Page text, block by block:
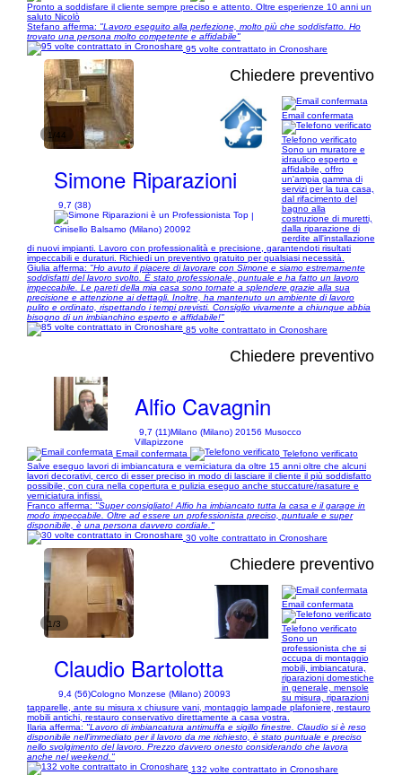
Pronto a soddisfare il cliente sempre preciso e attento. Oltre esperienze 10 anni un
saluto Nicolò
Stefano afferma: "Lavoro eseguito alla perfezione, molto più che soddisfatto. Ho
trovato una persona molto competente e affidabile"
95 volte contrattato in Cronoshare
1/44
Chiedere preventivo
Simone Riparazioni
9,7 (38)
|
Cinisello Balsamo (Milano) 20092
Email confermata
Telefono verificato
Sono un muratore e
idraulico esperto e
affidabile, offro
un'ampia gamma di
servizi per la tua casa,
dal rifacimento del
bagno alla
costruzione di muretti,
dalla riparazione di
perdite all'installazione
di nuovi impianti. Lavoro con professionalità e precisione, garantendoti risultati
impeccabili e duraturi. Richiedi un preventivo gratuito per qualsiasi necessità.
Giulia afferma: "Ho avuto il piacere di lavorare con Simone e siamo estremamente
soddisfatti del lavoro svolto. È stato professionale, puntuale e ha fatto un lavoro
impeccabile. Le pareti della mia casa sono tornate a splendere grazie alla sua
precisione e attenzione ai dettagli. Inoltre, ha mantenuto un ambiente di lavoro
pulito e ordinato, rispettando i tempi previsti. Consiglio vivamente a chiunque abbia
bisogno di un imbianchino esperto e affidabile!"
85 volte contrattato in Cronoshare
Chiedere preventivo
Alfio Cavagnin
9,7 (11)Milano (Milano) 20156 Musocco
Villapizzone
Email confermata
Telefono verificato
Salve eseguo lavori di imbiancatura e verniciatura da oltre 15 anni oltre che alcuni
lavori decorativi, cerco di esser preciso in modo di lasciare il cliente il più soddisfatto
possibile, con cura nella copertura e pulizia eseguo anche stuccature/rasature e
verniciatura infissi.
Franco afferma: "Super consigliato! Alfio ha imbiancato tutta la casa e il garage in
modo impeccabile. Oltre ad essere un professionista preciso, puntuale e super
disponibile, è una persona davvero cordiale."
30 volte contrattato in Cronoshare
1/3
Chiedere preventivo
Claudio Bartolotta
9,4 (56)Cologno Monzese (Milano) 20093
Email confermata
Telefono verificato
Sono un
professionista che si
occupa di montaggio
mobili, imbiancatura,
riparazioni domestiche
in generale, mensole
su misura, riparazioni
tapparelle, ante su misura x chiusure vani, montaggio lampade plafoniere, restauro
mobili antichi, restauro conservativo direttamente a casa vostra.
Ilaria afferma: "Lavoro di imbiancatura antimuffa e sigillo finestre. Claudio si è reso
disponibile nell’immediato per il lavoro da me richiesto, è stato puntuale e preciso
nello svolgimento del lavoro. Prezzo davvero onesto considerando che lavora
anche nel weekend."
132 volte contrattato in Cronoshare